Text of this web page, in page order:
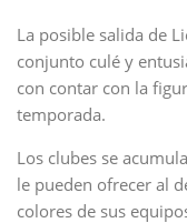
La posible salida de
conjunto culé y
con contar con la
temporada.
Los clubes se
le pueden ofrecer al
colores de sus